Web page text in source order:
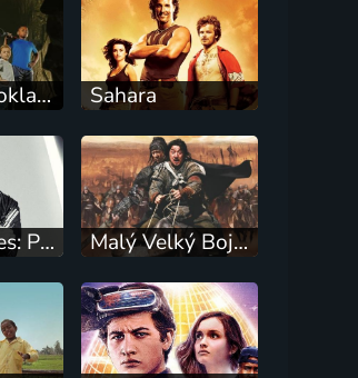
Ztracený poklad Jesseho Jamese Sahara
Expendables: Postradatelní 3 Malý Velký Bojovník